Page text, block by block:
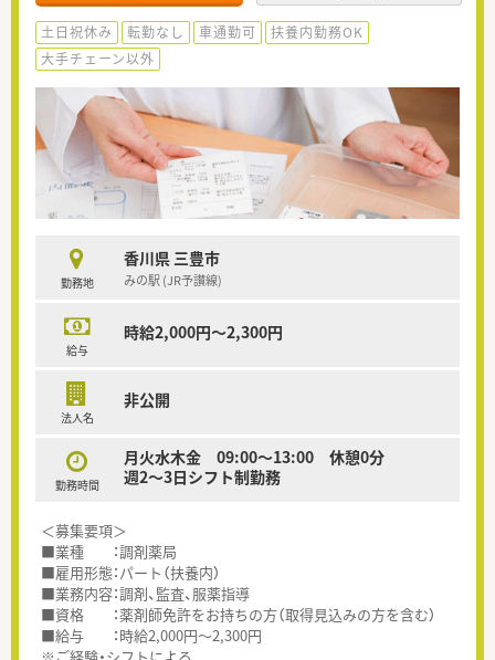
土日祝休み 転勤なし 車通勤可
扶養内勤務OK
大手チェーン以外
勤務地
香川県 三豊市
みの駅 (JR予讃線)
給与
時給2,000円～2,300円
法人名
非公開
勤務時間
月火水木金 09:00～13:00 休憩0分
週2～3日シフト制勤務
＜募集要項＞
■業種 ：調剤薬局
■雇用形態：パート（扶養内）
■業務内容：調剤、監査、服薬指導
■資格 ：薬剤師免許をお持ちの方（取得見込みの方を含む）
■給与 ：時給2,000円～2,300円